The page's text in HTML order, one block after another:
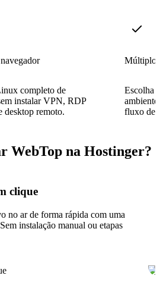
completo de
instalar VPN, RDP
desktop remoto.
Múltiplos
Escolha
fluxo de
WebTop na Hostinger?
clique
no ar de forma rápida com uma
instalação manual ou etapas